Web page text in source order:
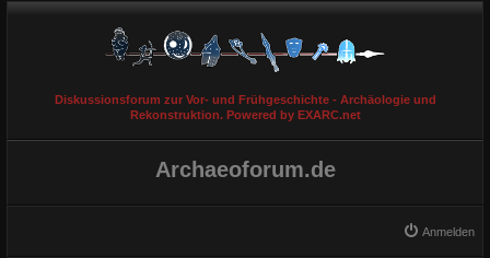
Diskussionsforum zur Vor- und Frühgeschichte - Archäologie und
Rekonstruktion. Powered by EXARC.net
Archaeoforum.de
Anmelden